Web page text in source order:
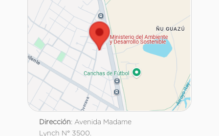
Dirección: Avenida Madame
Lynch N° 3500.